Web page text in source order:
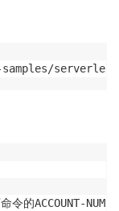
serverless-
的ACCOUNT-